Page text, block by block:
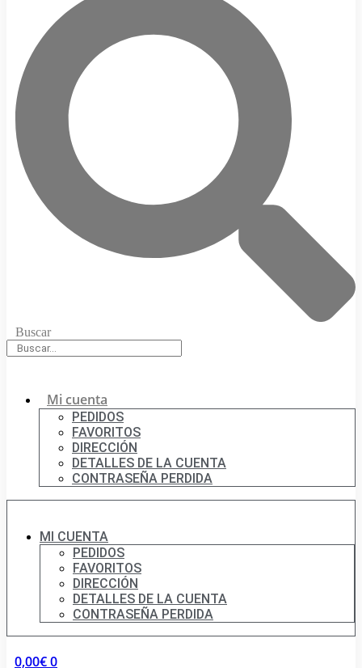
Buscar
Mi cuenta
PEDIDOS
FAVORITOS
DIRECCIÓN
DETALLES DE LA CUENTA
CONTRASEÑA PERDIDA
MI CUENTA
PEDIDOS
FAVORITOS
DIRECCIÓN
DETALLES DE LA CUENTA
CONTRASEÑA PERDIDA
0,00€0